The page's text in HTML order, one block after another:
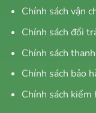
Chính sách vận
Chính sách đổi
Chính sách
Chính sách bảo
Chính sách kiểm